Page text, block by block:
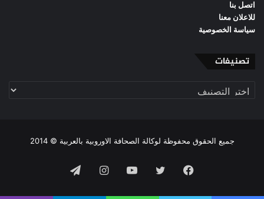
اتصل بنا
للاعلان معنا
سياسة الخصوصية
تصنيفات
تصنيفات
جميع الحقوق محفوظة لوكالة الصحافة الاوروبية بالعربية © 2014
فيسبوك تويتر يوتيوبانستقرامتيلقرام